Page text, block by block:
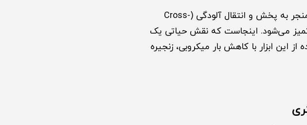
شستشوی ظروف با این ابزارها، به جای پاک‌سازی، عملاً منجر به پخش و انتقال آلودگی (Cross-
از این ابزار با کاهش بار میکروبی، زنجیره